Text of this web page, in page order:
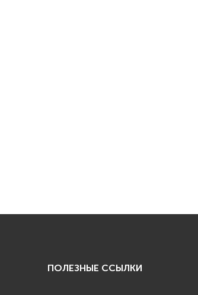
ПОЛЕЗНЫЕ ССЫЛКИ